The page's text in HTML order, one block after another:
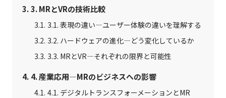
3. MRとVRの技術比較
3.1. 表現の違い—ユーザー体験の違いを理解する
3.2. ハードウェアの進化—どう変化しているか
3.3. MRとVR—それぞれの限界と可能性
4. 産業応用—MRのビジネスへの影響
4.1. デジタルトランスフォーメーションとMR